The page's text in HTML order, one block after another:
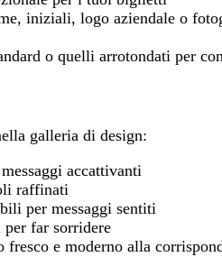
iniziali, logo aziendale o
o quelli arrotondati per
galleria di design:
accattivanti
raffinati
per messaggi sentiti
far sorridere
fresco e moderno alla